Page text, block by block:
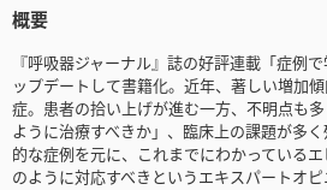
概要
『呼吸器ジャーナル』誌の好評連載「症例
ップデートして書籍化。近年、著しい増加
症。患者の拾い上げが進む一方、不明点も
ように治療すべきか」、臨床上の課題が多
的な症例を元に、これまでにわかっている
のように対応すべきというエキスパートオピ